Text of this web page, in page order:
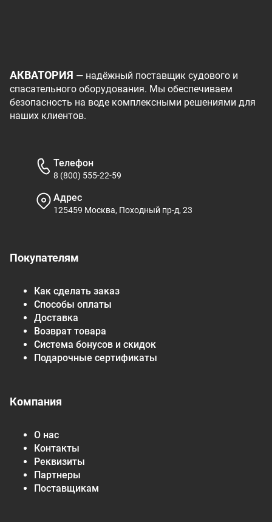
АКВАТОРИЯ — надёжный поставщик судового и
спасательного оборудования. Мы обеспечиваем
безопасность на воде комплексными решениями для
наших клиентов.
Покупателям
Как сделать заказ
Способы оплаты
Доставка
Возврат товара
Система бонусов и скидок
Подарочные сертификаты
Компания
О нас
Контакты
Реквизиты
Партнеры
Поставщикам
Телефон
8 (800) 555-22-59
Адрес
125459 Москва, Походный пр-д, 23